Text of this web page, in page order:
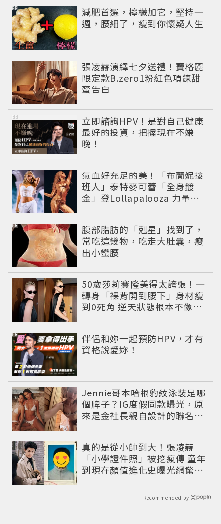
減肥首選，檸檬加它，堅持一
週，腰細了，瘦到你懷疑人生
PR
張凌赫演繹七夕送禮！寶格麗
限定款B.zero1粉紅色項鍊甜
蜜告白
立即諮詢HPV！是對自己健康
最好的投資，把握現在不嫌
晚！
PR
氣血好充足的美！「布蘭妮接
班人」泰特麥可蕾「全身鍍
金」登Lollapalooza 力量感
腹部脂肪的「剋星」找到了，
常吃這幾物，吃走大肚囊，瘦
出小蠻腰
PR
50歲莎莉賽隆美得太誇張！一
轉身「裸背開到腰下」身材瘦
到0死角 逆天狀態根本不像年
伴侶和妳一起預防HPV，才有
資格說愛妳！
PR
Jennie哥本哈根豹紋泳裝是哪
個牌子？IG度假同款曝光，原
來是金社長親自設計的聯名系
真的是從小帥到大！張凌赫
「小學證件照」被挖瘋傳 童年
到現在顏值進化史曝光網驚：
Recommended by